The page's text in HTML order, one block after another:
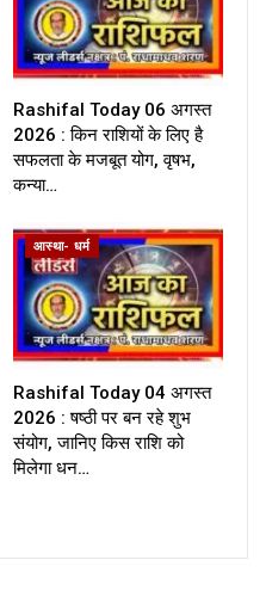
Rashifal Today 06 अगस्त
2026 : किन राशियों के लिए है
सफलता के मजबूत योग, वृषभ,
कन्या…
आस्था- धर्म
Rashifal Today 04 अगस्त
2026 : षष्ठी पर बन रहे शुभ
संयोग, जानिए किस राशि को
मिलेगा धन…